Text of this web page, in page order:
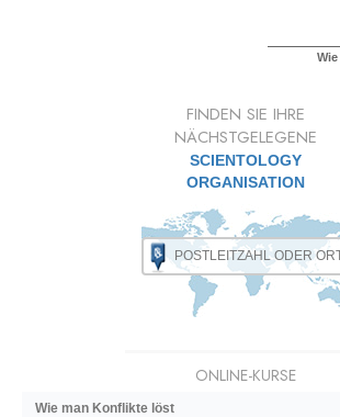
FINDEN SIE IHRE
NÄCHSTGELEGENE
SCIENTOLOGY
ORGANISATION
ONLINE-KURSE
Wie man Konflikte löst